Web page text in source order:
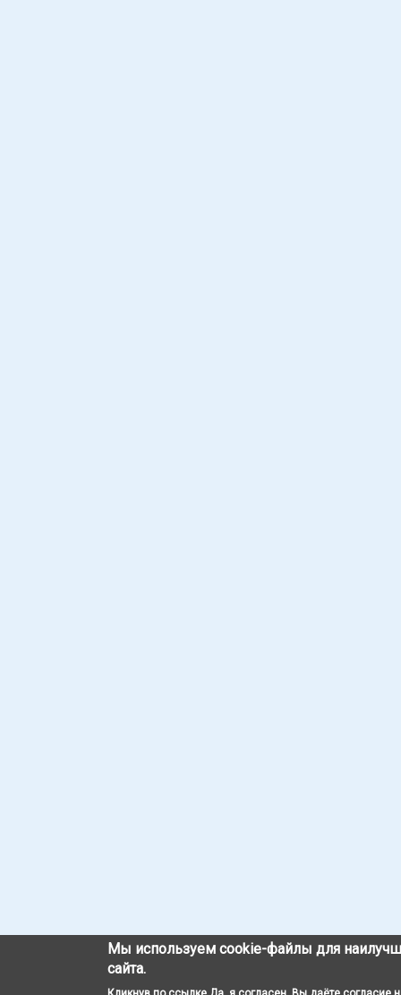
Мы используем cookie-файлы для
сайта.